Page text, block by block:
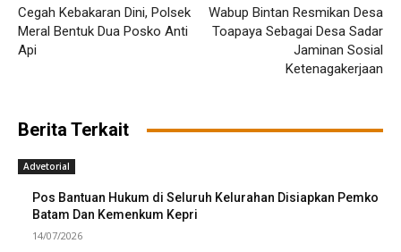
Cegah Kebakaran Dini, Polsek
Meral Bentuk Dua Posko Anti
Api
Wabup Bintan Resmikan Desa
Toapaya Sebagai Desa Sadar
Jaminan Sosial
Ketenagakerjaan
Berita Terkait
Advetorial
Pos Bantuan Hukum di Seluruh Kelurahan Disiapkan Pemko
Batam Dan Kemenkum Kepri
14/07/2026